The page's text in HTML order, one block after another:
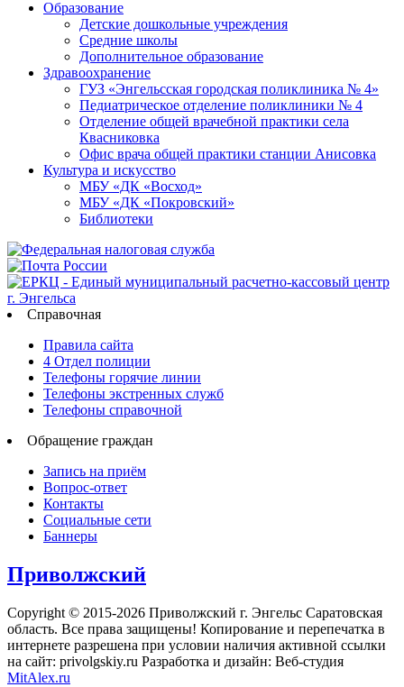
Образование
Детские дошкольные учреждения
Средние школы
Дополнительное образование
Здравоохранение
ГУЗ «Энгельсская городская поликлиника № 4»
Педиатрическое отделение поликлиники № 4
Отделение общей врачебной практики села
Квасниковка
Офис врача общей практики станции Анисовка
Культура и искусство
МБУ «ДК «Восход»
МБУ «ДК «Покровский»
Библиотеки
Справочная
Правила сайта
4 Отдел полиции
Телефоны горячие линии
Телефоны экстренных служб
Телефоны справочной
Обращение граждан
Запись на приём
Вопрос-ответ
Контакты
Социальные сети
Баннеры
Приволжский
Copyright © 2015-2026 Приволжский г. Энгельс Саратовская
область. Все права защищены! Копирование и перепечатка в
интернете разрешена при условии наличия активной ссылки
на сайт: privolgskiy.ru Разработка и дизайн: Веб-студия
MitAlex.ru